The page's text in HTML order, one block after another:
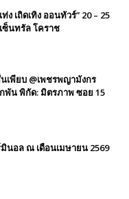
ง เถิดเทิง ออนทัวร์” 20 – 25
ซ็นทรัล โคราช
เพียบ @เพชรพญามังกร
พัน พิกัด: มิตรภาพ ซอย 15
นอล ณ เดือนเมษายน 2569